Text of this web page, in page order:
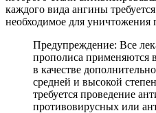
каждого вида ангины
необходимое для
Предупреждение: Все
прополиса применяются
в качестве
средней и высокой
требуется проведение
противовирусных или